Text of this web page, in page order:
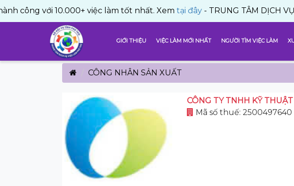
10.000+ việc làm tốt nhất. Xemtại đây- TRUNG TÂM DỊCH VỤ VIỆC
GIỚI THIỆU VIỆC LÀM MỚI NHẤT NGƯỜI TÌM VIỆC LÀM
CÔNG NHÂN SẢN XUẤT
CÔNG TY TNHH KỸ
Mã số thuế: 2500497640